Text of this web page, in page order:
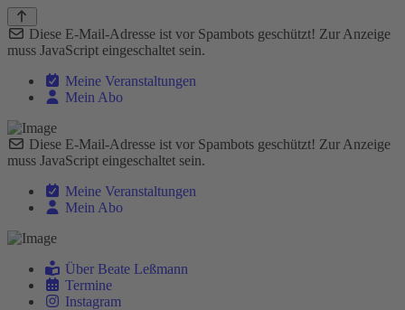
Diese E-Mail-Adresse ist vor Spambots geschützt! Zur Anzeige
muss JavaScript eingeschaltet sein.
Meine Veranstaltungen
Mein Abo
Diese E-Mail-Adresse ist vor Spambots geschützt! Zur Anzeige
muss JavaScript eingeschaltet sein.
Meine Veranstaltungen
Mein Abo
Über Beate Leßmann
Termine
Instagram